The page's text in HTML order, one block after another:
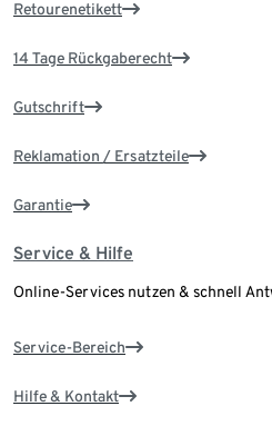
Retourenetikett
14 Tage Rückgaberecht
Gutschrift
Reklamation / Ersatzteile
Garantie
Service & Hilfe
Online-Services nutzen & schnell
Service-Bereich
Hilfe & Kontakt